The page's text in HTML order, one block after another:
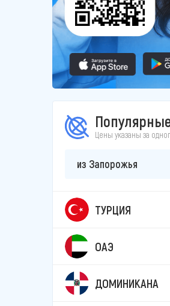
Цены указаны за
из Запорожья
ТУРЦИЯ
ОАЭ
ДОМИНИКАНА